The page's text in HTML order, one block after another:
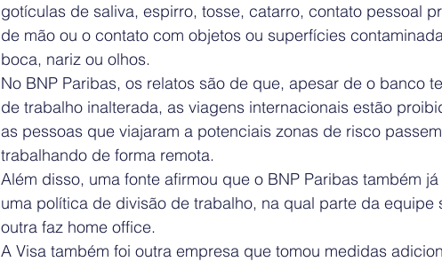
gotículas de saliva, espirro, tosse, catarro, contato pessoal
de mão ou o contato com objetos ou superfícies
boca, nariz ou olhos.
No BNP Paribas, os relatos são de que, apesar de o banco
de trabalho inalterada, as viagens internacionais estão
as pessoas que viajaram a potenciais zonas de risco
trabalhando de forma remota.
Além disso, uma fonte afirmou que o BNP Paribas também
uma política de divisão de trabalho, na qual parte da equipe
outra faz home office.
A Visa também foi outra empresa que tomou medidas